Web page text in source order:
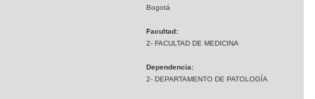
Bogotá
Facultad:
2- FACULTAD DE MEDICINA
Dependencia:
2- DEPARTAMENTO DE PATOLOGÍA